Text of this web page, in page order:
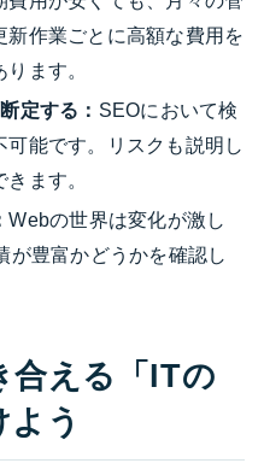
作業ごとに高額な費用を
ます。
定する： SEOにおいて検
能です。リスクも説明し
ます。
Webの世界は変化が激し
が豊富かどうかを確認し
合える「ITの
う